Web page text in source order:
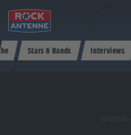
& PROGRAMM AKTIONEN & KONZERTE MUSIK
Stars & Bands Interviews